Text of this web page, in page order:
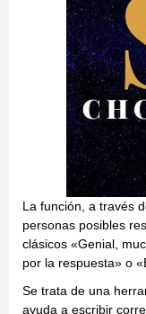
La función, a través
personas posibles
clásicos «Genial,
por la respuesta» o
Se trata de una
ayuda a escribir